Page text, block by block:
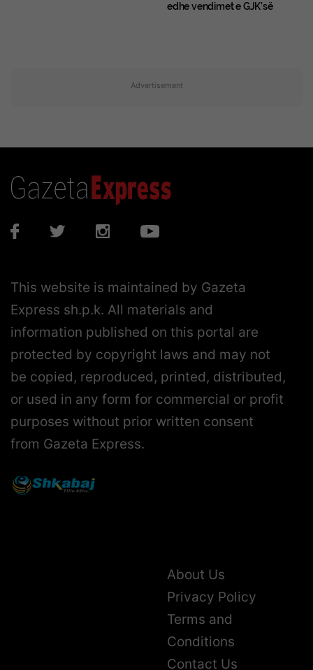
edhe vendimet e GJK’së
Advertisement
This website is maintained by Gazeta
Express sh.p.k. All materials and
information published on this portal are
protected by copyright laws and may not
be copied, reproduced, printed, distributed,
or used in any form for commercial or profit
purposes without prior written consent
from Gazeta Express.
About Us
Privacy Policy
Terms and
Conditions
Contact Us